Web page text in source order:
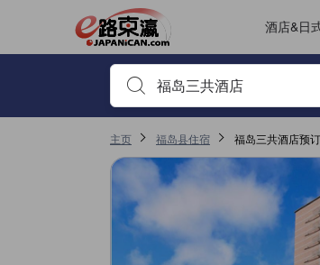
酒店&日
输入住宿名或关键词以搜索，使用箭
主页 福岛县住宿 福岛三共酒店预订